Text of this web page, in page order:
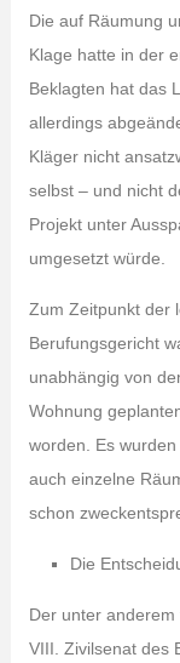
Die auf Räumung
Klage hatte in der
Beklagten hat das
allerdings
Kläger nicht
selbst – und nicht
Projekt unter
umgesetzt würde.
Zum Zeitpunkt der
Berufungsgericht
unabhängig von
Wohnung
worden. Es
auch einzelne
schon
Die
Der unter
VIII. Zivilsenat des